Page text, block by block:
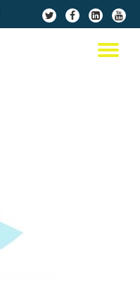
fa-
twitter
fa-
facebook
fa-
linkedin-
square
fa-